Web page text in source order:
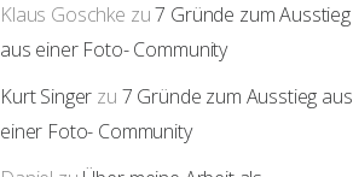
Klaus Goschke zu7 Gründe zum Ausstieg
aus einer Foto- Community
Kurt Singer zu 7 Gründe zum Ausstieg aus
einer Foto- Community